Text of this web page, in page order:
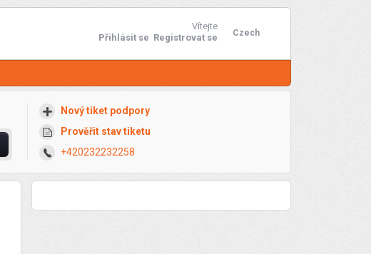
Czech
Vítejte
Přihlásit se Registrovat se
Nový tiket podpory
Prověřit stav tiketu
+420232232258